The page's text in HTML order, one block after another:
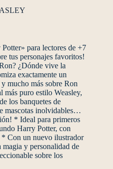
para lectores de +7
tus personajes favoritos!
¿Dónde vive la
exactamente un
mucho más sobre Ron
más puro estilo Weasley,
los banquetes de
mascotas inolvidables…
* Ideal para primeros
Harry Potter, con
Con un nuevo ilustrador
y personalidad de
sobre los